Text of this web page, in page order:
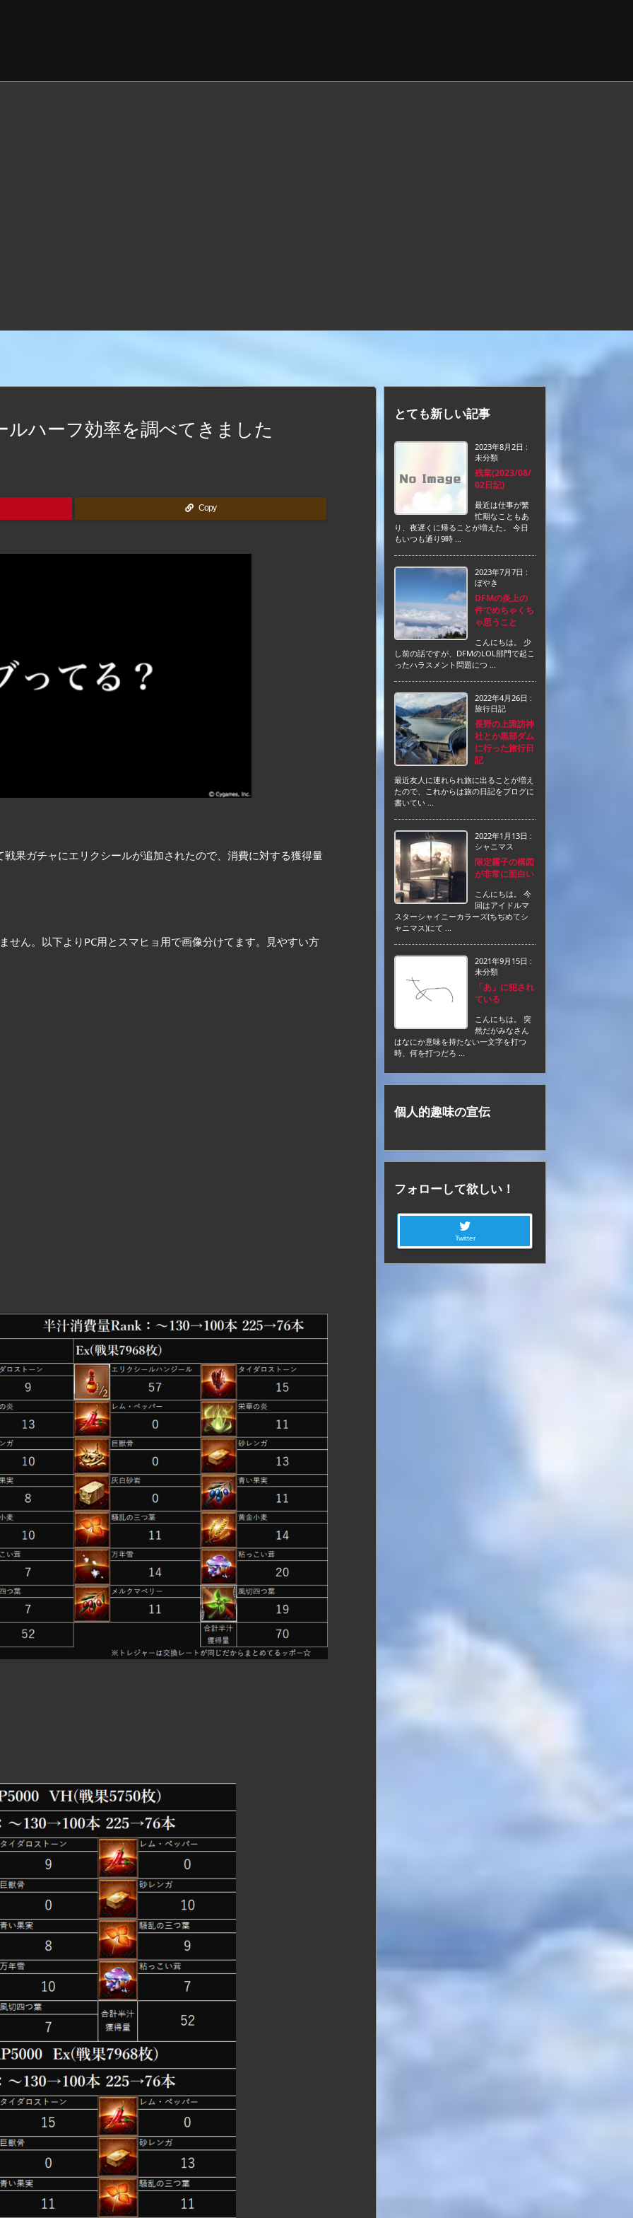
ハーフ効率を調べてきました
Copy
果ガチャにエリクシールが追加されたので、消費に対する獲得量
せん。以下よりPC用とスマヒョ用で画像分けてます。見やすい方
とても新しい記事
2023年8月2日 :
未分類
残業(2023/08/
02日記)
最近は仕事が繁
忙期なこともあ
り、夜遅くに帰ることが増えた。 今日
もいつも通り9時 ...
2023年7月7日 :
ぼやき
DFMの炎上の
件でめちゃくち
ゃ思うこと
こんにちは。 少
し前の話ですが、DFMのLOL部門で起こ
ったハラスメント問題につ ...
2022年4月26日 :
旅行日記
長野の上諏訪神
社とか黒部ダム
に行った旅行日
記
最近友人に連れられ旅に出ることが増え
たので、これからは旅の日記をブログに
書いてい ...
2022年1月13日 :
シャニマス
限定霧子の構図
が非常に面白い
こんにちは。 今
回はアイドルマ
スターシャイニーカラーズ(ちぢめてシ
ャニマス)にて ...
2021年9月15日 :
未分類
「あ」に犯され
ている
こんにちは。 突
然だがみなさん
はなにか意味を持たない一文字を打つ
時、何を打つだろ ...
個人的趣味の宣伝
フォローして欲しい！
Twitter